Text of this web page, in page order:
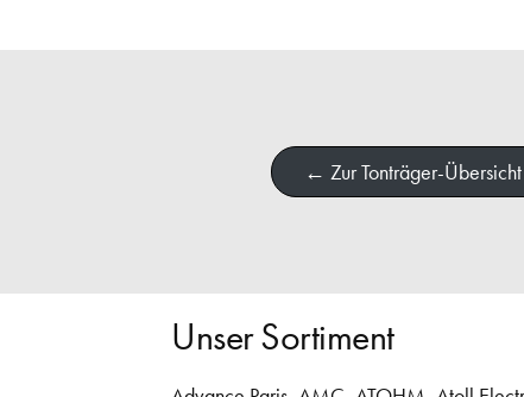
← Zur Tonträger-Übersicht
Unser Sortiment